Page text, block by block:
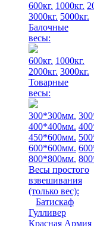
600кг. 1000кг.
3000кг. 5000кг.
Балочные
весы:
600кг. 1000кг.
2000кг. 3000кг.
Товарные
весы:
300*300мм.
400*400мм.
450*600мм.
600*600мм.
800*800мм.
Весы простого
взвешивания
(только вес):
Батискаф
Гулливер
Красная Армия